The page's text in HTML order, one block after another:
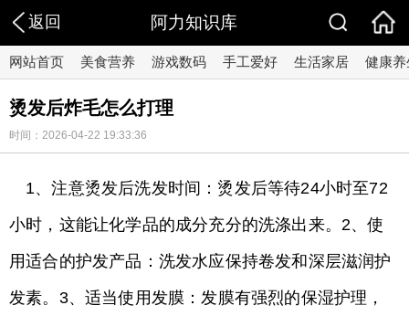
返回 阿力知识库
网站首页 美食营养 游戏数码 手工爱好 生活家居 健康养
烫发后炸毛怎么打理
时间：2026-04-22 19:33:36
1、注意烫发后洗发时间：烫发后等待24小时至72
小时，这能让化学品的成分充分的洗涤出来。2、使
用适合的护发产品：洗发水应保持卷发和深层滋润护
发素。3、适当使用发膜：发膜有强烈的保湿护理，